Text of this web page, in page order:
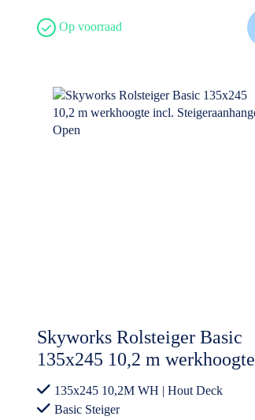
Op voorraad
Skyworks Rolsteiger Basic
135x245 10,2 m werkhoogte
incl. Steigeraanhanger Open
135x245 10,2M WH | Hout Deck
Basic Steiger